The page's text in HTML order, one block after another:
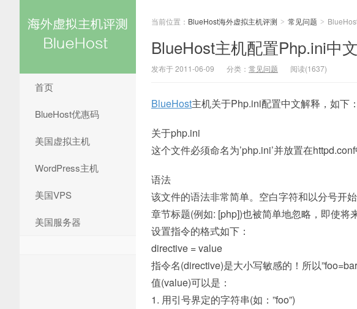
首页
BlueHost优惠码
美国虚拟主机
WordPress主机
美国VPS
美国服务器
当前位置： BlueHost海外虚拟主机评测 > 常见问题 >
BlueHost主机配置Php.ini中
发布于 2011-06-09 分类： 常见问题 阅读(1637)
BlueHost主机关于Php.ini配置中文解释，如下：
关于php.ini
这个文件必须命名为’php.ini’并放置在
语法
该文件的语法非常简单。空白字符和以分号开始
章节标题(例如: [php])也被简单地忽略，即使将
设置指令的格式如下：
directive = value
指令名(directive)是大小写敏感的！所以
值(value)可以是：
1. 用引号界定的字符串(如：”foo”)